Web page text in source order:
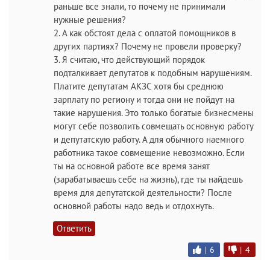
раньше все знали, то почему не принимали
нужные решения?
2. А как обстоят дела с оплатой помощников в
других партиях? Почему не провели проверку?
3. Я считаю, что действующий порядок
подталкивает депутатов к подобным нарушениям.
Платите депутатам АКЗС хотя бы среднюю
зарплату по региону и тогда они не пойдут на
такие нарушения. Это только богатые бизнесмены
могут себе позволить совмещать основную работу
и депутатскую работу. А для обычного наемного
работника такое совмещение невозможно. Если
ты на основной работе все время занят
(зарабатываешь себе на жизнь), где ты найдешь
время для депутатской деятельности? После
основной работы надо ведь и отдохнуть.
Ответить
| 6 | 4